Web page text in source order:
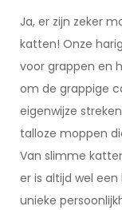
Ja, er zijn zeker
katten! Onze
voor grappen en
om de grappige
eigenwijze
talloze moppen
Van slimme
er is altijd wel
unieke